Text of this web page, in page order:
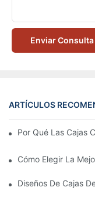
Enviar
ARTÍCULOS
Por Qué Las Cajas
Cómo Elegir La
Diseños De Cajas